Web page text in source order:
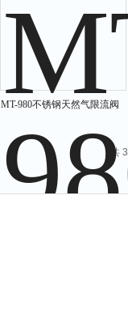
MT-980不锈钢天然气限流阀
共